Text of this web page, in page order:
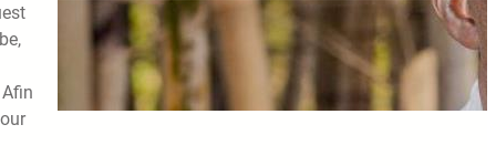
Mort de Souleymane Cissé :
une étoile du cinéma africain
s’est éteinte
février 21, 2025